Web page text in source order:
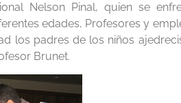
Nelson Pinal, quien se
edades, Profesores y
los padres de los niños
Brunet.